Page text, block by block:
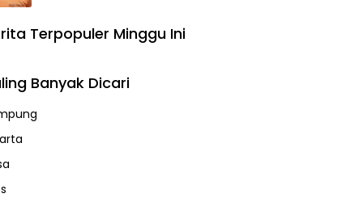
Terpopuler Minggu Ini
Banyak Dicari